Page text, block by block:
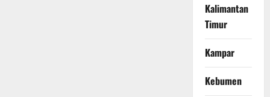
Kalimantan
Timur
Kampar
Kebumen